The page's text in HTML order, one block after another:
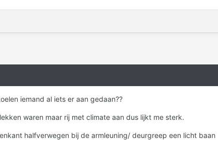
iemand al iets er aan gedaan??
waren maar rij met climate aan dus lijkt me sterk.
halfverwegen bij de armleuning/ deurgreep een licht baan